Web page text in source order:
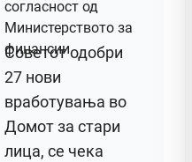
Советот одобри
27 нови
вработувања во
Домот за стари
лица, се чека